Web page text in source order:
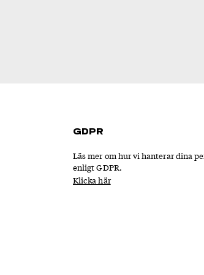
GDPR
Läs mer om hur vi hanterar dina
enligt GDPR.
Klicka här